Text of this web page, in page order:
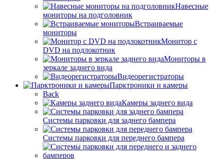
Навесные
мониторы на подголовник
Встраиваемые
мониторы
Монитор с
DVD на подлокотник
Мониторы в
зеркале заднего вида
Видеорегистраторы
Парктроники и камеры
Back
Камеры заднего вида
Системы парковки для заднего бампера
Системы парковки для переднего бампера